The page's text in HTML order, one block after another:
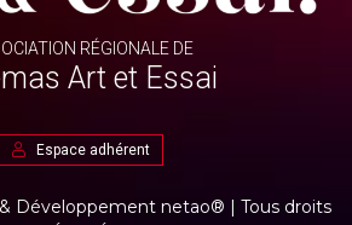
RÉGIONALE DE
Art et Essai
Espace adhérent
Développement netao® | Tous droits